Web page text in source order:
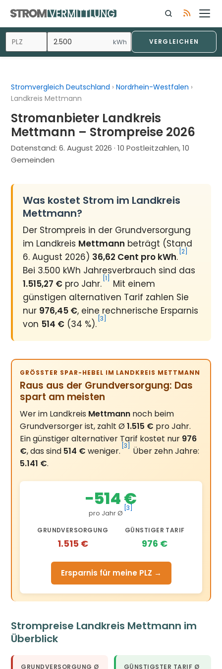
Inhalt
springen
kWh VERGLEICHEN
Stromvergleich Deutschland ›Nordrhein-Westfalen ›
Landkreis Mettmann
Stromanbieter Landkreis
Mettmann – Strompreise 2026
Datenstand:6. August 2026 · 10 Postleitzahlen, 10
Gemeinden
Was kostet Strom im Landkreis
Mettmann?
Der Strompreis in der Grundversorgung
im Landkreis Mettmann beträgt (Stand
6. August 2026) 36,62 Cent pro kWh. [2]
Bei 3.500 kWh Jahresverbrauch sind das
1.515,27 € pro Jahr. [1]
Mit einem
günstigen alternativen Tarif zahlen Sie
nur 976,45 €, eine rechnerische Ersparnis
von 514 € (34 %). [3]
GRÖSSTER SPAR-HEBEL IM LANDKREIS METTMANN
Raus aus der Grundversorgung: Das
spart am meisten
Wer im Landkreis Mettmann noch beim
Grundversorger ist, zahlt Ø1.515 € pro Jahr.
Ein günstiger alternativer Tarif kostet nur 976
€, das sind 514 € weniger. [3]
Über zehn Jahre:
5.141 €.
−514 €
pro Jahr Ø
[3]
GRUNDVERSORGUNG
1.515 €
GÜNSTIGER TARIF
976 €
Ersparnis für meine PLZ →
Strompreise Landkreis Mettmann im
Überblick
GRUNDVERSORGUNG Ø GÜNSTIGSTER TARIF Ø